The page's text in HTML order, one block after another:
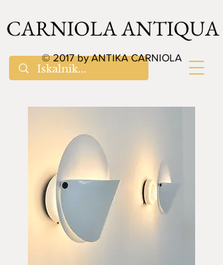
CARNIOLA ANTIQUA
© 2017 by ANTIKA CARNIOLA